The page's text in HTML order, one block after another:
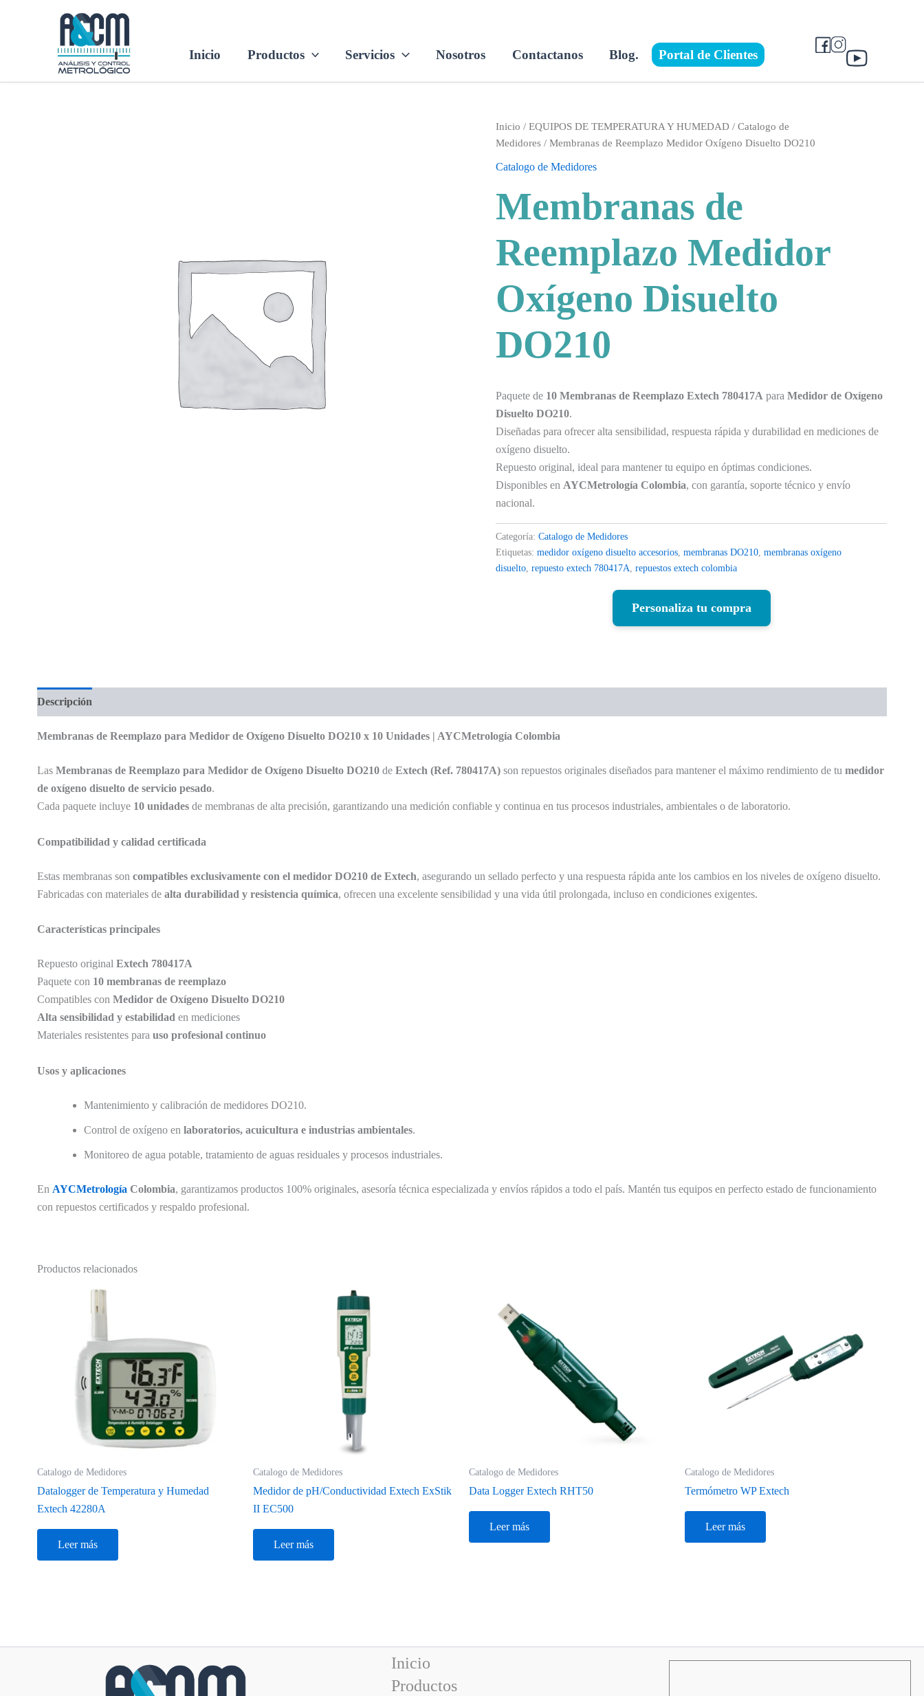
Inicio Productos Servicios Nosotros Contactanos Blog. Portal de Clientes
Inicio /EQUIPOS DE TEMPERATURA Y HUMEDAD /Catalogo de
Medidores / Membranas de Reemplazo Medidor Oxígeno Disuelto DO210
Catalogo de Medidores
Membranas de
Reemplazo Medidor
Oxígeno Disuelto
DO210
Paquete de 10 Membranas de Reemplazo Extech 780417A paraMedidor de Oxígeno
Disuelto DO210.
Diseñadas para ofrecer alta sensibilidad, respuesta rápida y durabilidad en mediciones de
oxígeno disuelto.
Repuesto original, ideal para mantener tu equipo en óptimas condiciones.
Disponibles en AYCMetrología Colombia, con garantía, soporte técnico y envío
nacional.
Categoría:Catalogo de Medidores
Etiquetas:medidor oxígeno disuelto accesorios ,membranas DO210 ,membranas oxígeno
disuelto ,repuesto extech 780417A ,repuestos extech colombia
Personaliza tu compra
Descripción
Membranas de Reemplazo para Medidor de Oxígeno Disuelto DO210 x 10 Unidades | AYCMetrología Colombia
Las Membranas de Reemplazo para Medidor de Oxígeno Disuelto DO210de Extech (Ref. 780417A)son repuestos originales diseñados para mantener el máximo rendimiento de tu medidor
de oxígeno disuelto de servicio pesado.
Cada paquete incluye 10 unidadesde membranas de alta precisión, garantizando una medición confiable y continua en tus procesos industriales, ambientales o de laboratorio.
Compatibilidad y calidad certificada
Estas membranas son compatibles exclusivamente con el medidor DO210 de Extech, asegurando un sellado perfecto y una respuesta rápida ante los cambios en los niveles de oxígeno disuelto.
Fabricadas con materiales de alta durabilidad y resistencia química, ofrecen una excelente sensibilidad y una vida útil prolongada, incluso en condiciones exigentes.
Características principales
Repuesto original Extech 780417A
Paquete con 10 membranas de reemplazo
Compatibles con Medidor de Oxígeno Disuelto DO210
Alta sensibilidad y estabilidad en mediciones
Materiales resistentes para uso profesional continuo
Usos y aplicaciones
Mantenimiento y calibración de medidores DO210.
Control de oxígeno en laboratorios, acuicultura e industrias ambientales.
Monitoreo de agua potable, tratamiento de aguas residuales y procesos industriales.
En AYCMetrología Colombia, garantizamos productos 100% originales, asesoría técnica especializada y envíos rápidos a todo el país. Mantén tus equipos en perfecto estado de funcionamiento
con repuestos certificados y respaldo profesional.
Productos relacionados
Catalogo de Medidores
Datalogger de Temperatura y Humedad
Extech 42280A
Leer más
Catalogo de Medidores
Medidor de pH/Conductividad Extech ExStik
II EC500
Leer más
Catalogo de Medidores
Data Logger Extech RHT50
Leer más
Catalogo de Medidores
Termómetro WP Extech
Leer más
Inicio
Productos